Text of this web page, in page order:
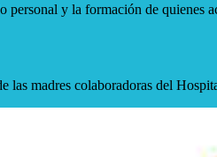
y la formación de
madres colaboradoras del